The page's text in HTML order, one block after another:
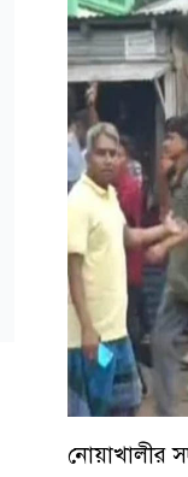
নোয়াখালীর